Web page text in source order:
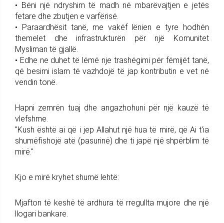
• Bëni një ndryshim të madh në mbarëvajtjen e jetës
fetare dhe zbutjen e varfërisë.
• Paraardhësit tanë, me vakëf lënien e tyre hodhën
themelet dhe infrastrukturën për një Komunitet
Mysliman të gjallë.
• Edhe ne duhet të lëmë nje trashëgimi për fëmijët tanë,
që besimi islam të vazhdojë të jap kontributin e vet në
vendin tonë.
Hapni zemrën tuaj dhe angazhohuni për një kauzë të
vlefshme.
"Kush është ai që i jep Allahut një hua të mirë, që Ai t'ia
shumëfishojë atë (pasurinë) dhe ti japë një shpërblim të
mirë."
Kjo e mirë kryhet shumë lehtë:
Mjafton të keshë të ardhura të rregullta mujore dhe një
llogari bankare.